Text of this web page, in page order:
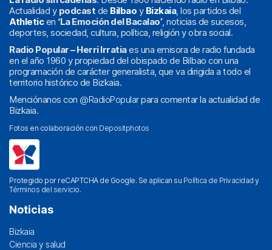
Actualidad y podcast de Bilbao y Bizkaia, los partidos del
Athleticen ‘La Emoción del Bacalao’, noticias de sucesos,
deportes, sociedad, cultura, política, religión y obra social.
Radio Popular – Herri Irratiaes una emisora de radio fundada
en el año 1960 y propiedad del obispado de Bilbao con una
programación de carácter generalista, que va dirigida a todo el
territorio histórico de Bizkaia.
Menciónanos con @RadioPopularpara comentar la actualidad de
Bizkaia.
Fotos en colaboración con Depositphotos
Protegido por reCAPTCHA de Google. Se aplican su Política de Privacidad y
Términos del servicio.
Noticias
Bizkaia
Ciencia y salud